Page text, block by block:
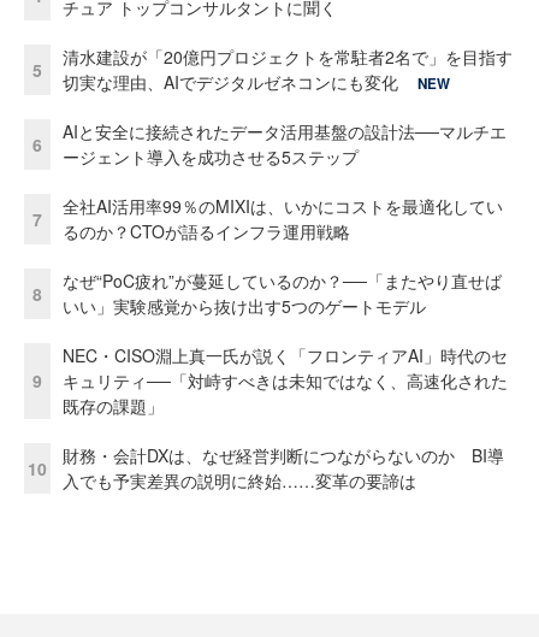
チュア トップコンサルタントに聞く
5
清水建設が「20億円プロジェクトを常駐者2名で」を目指す
切実な理由、AIでデジタルゼネコンにも変化
NEW
6
AIと安全に接続されたデータ活用基盤の設計法──マルチエ
ージェント導入を成功させる5ステップ
7
全社AI活用率99％のMIXIは、いかにコストを最適化してい
るのか？CTOが語るインフラ運用戦略
8
なぜ“PoC疲れ”が蔓延しているのか？──「またやり直せば
いい」実験感覚から抜け出す5つのゲートモデル
9
NEC・CISO淵上真一氏が説く「フロンティアAI」時代のセ
キュリティ──「対峙すべきは未知ではなく、高速化された
既存の課題」
10
財務・会計DXは、なぜ経営判断につながらないのか BI導
入でも予実差異の説明に終始……変革の要諦は